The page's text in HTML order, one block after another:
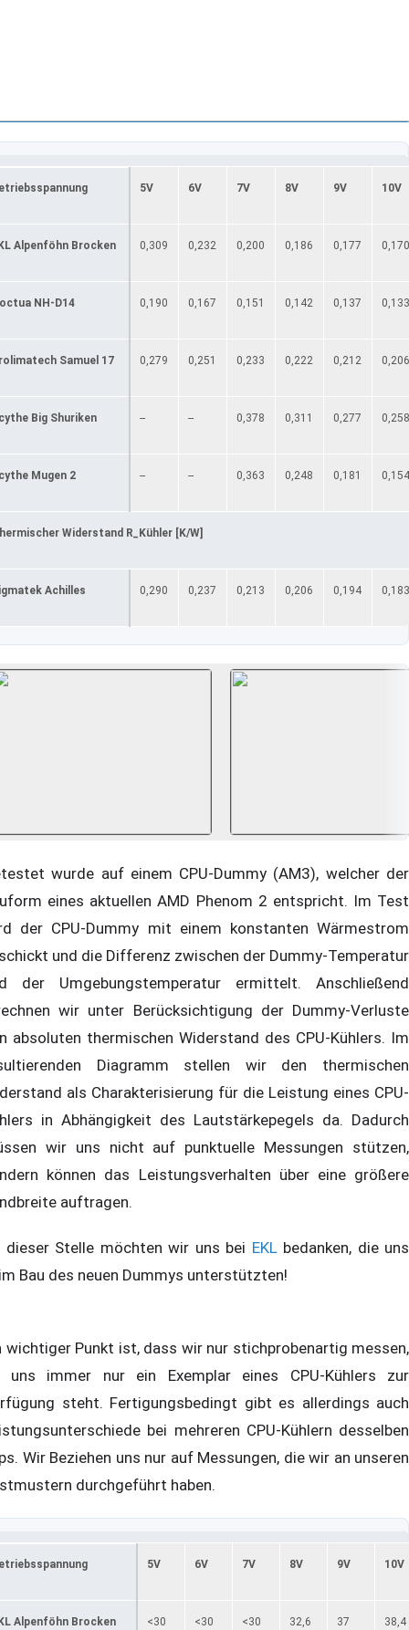
5V 6V 7V 8V 9V 10V
Alpenföhn Brocken 0,309 0,232 0,200 0,186 0,177 0,170
NH-D14 0,190 0,167 0,151 0,142 0,137 0,133
Samuel 17 0,279 0,251 0,233 0,222 0,212 0,206
Big Shuriken -- -- 0,378 0,311 0,277 0,258
Mugen 2 -- -- 0,363 0,248 0,181 0,154
Widerstand R_Kühler [K/W]
Achilles 0,290 0,237 0,213 0,206 0,194 0,183
wurde auf einem CPU-Dummy (AM3), welcher der
eines aktuellen AMD Phenom 2 entspricht. Im Test
der CPU-Dummy mit einem konstanten Wärmestrom
und die Differenz zwischen der Dummy-Temperatur
der Umgebungstemperatur ermittelt. Anschließend
wir unter Berücksichtigung der Dummy-Verluste
absoluten thermischen Widerstand des CPU-Kühlers. Im
Diagramm stellen wir den thermischen
als Charakterisierung für die Leistung eines CPU-
in Abhängigkeit des Lautstärkepegels da. Dadurch
wir uns nicht auf punktuelle Messungen stützen,
können das Leistungsverhalten über eine größere
auftragen.
dieser Stelle möchten wir uns bei EKL bedanken, die uns
Bau des neuen Dummys unterstützten!
wichtiger Punkt ist, dass wir nur stichprobenartig messen,
uns immer nur ein Exemplar eines CPU-Kühlers zur
steht. Fertigungsbedingt gibt es allerdings auch
bei mehreren CPU-Kühlern desselben
Wir Beziehen uns nur auf Messungen, die wir an unseren
durchgeführt haben.
5V 6V 7V 8V 9V 10V
Alpenföhn Brocken <30 <30 <30 32,6 37 38,4